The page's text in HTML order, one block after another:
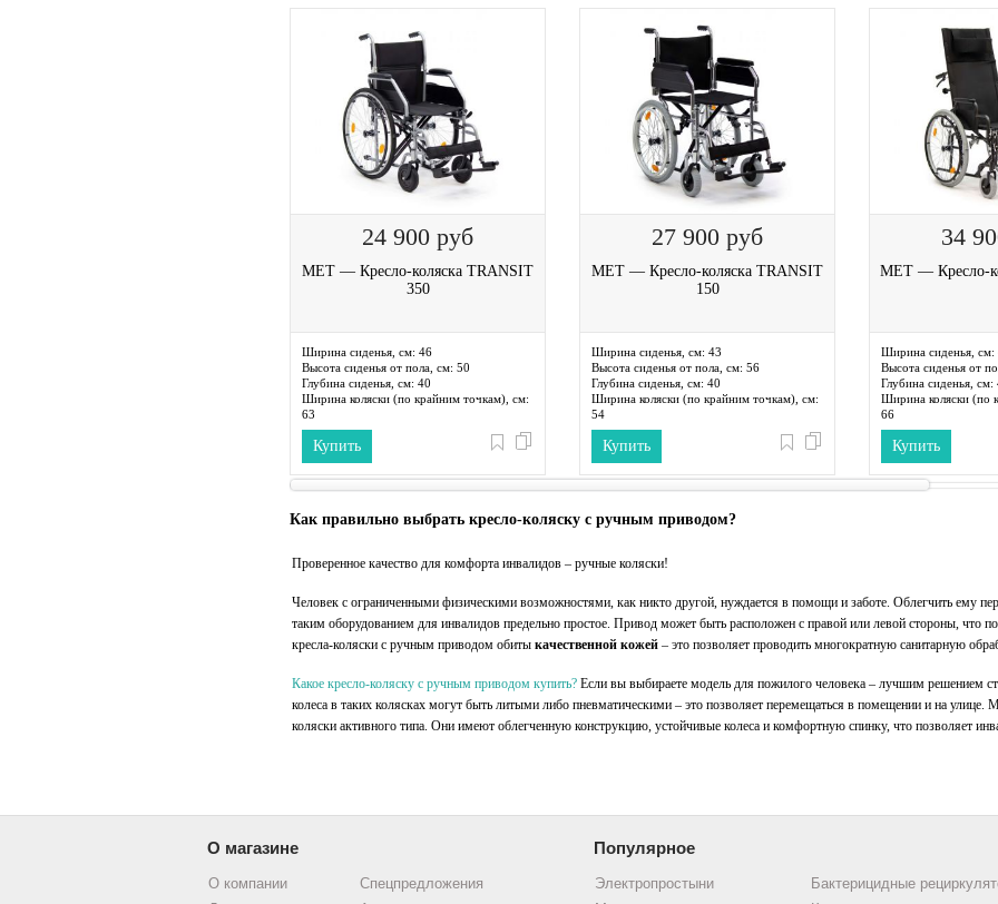
24 900 руб
MET — Кресло-коляска TRANSIT
350
Ширина сиденья, см: 46
Высота сиденья от пола, см: 50
Глубина сиденья, см: 40
Ширина коляски (по крайним точкам), см:
63
Длина коляски (по крайним точкам), см:
108
Высота коляски (по крайним точкам), см:
95
Диаметр задних колес, см:60
Купить
27 900 руб
MET — Кресло-коляска TRANSIT
150
Ширина сиденья, см: 43
Высота сиденья от пола, см: 56
Глубина сиденья, см: 40
Ширина коляски (по крайним точкам), см:
54
Длина коляски (по крайним точкам), см:
102Купить
34
MET — Кресло-
Ширина сиденья, см:
Высота сиденья от
Глубина сиденья, см:
Ширина коляски (по
66
Длина коляски (по
126
Высота коляски (по
119
Купить
Как правильно выбрать кресло-коляску с ручным приводом?
Проверенное качество для комфорта инвалидов – ручные коляски!
Человек с ограниченными физическими возможностями, как никто другой, нуждается в помощи и заботе. Облегчить ему
таким оборудованием для инвалидов предельно простое. Привод может быть расположен с правой или левой стороны, что
кресла-коляски с ручным приводом обиты качественной кожей – это позволяет проводить многократную санитарную
Какое кресло-коляску с ручным приводом купить? Если вы выбираете модель для пожилого человека – лучшим решением
колеса в таких колясках могут быть литыми либо пневматическими – это позволяет перемещаться в помещении и на
коляски активного типа. Они имеют облегченную конструкцию, устойчивые колеса и комфортную спинку, что позволяет
О магазине Популярное
О компании
Спецпредложения
Электропростыни
Бактерицидные